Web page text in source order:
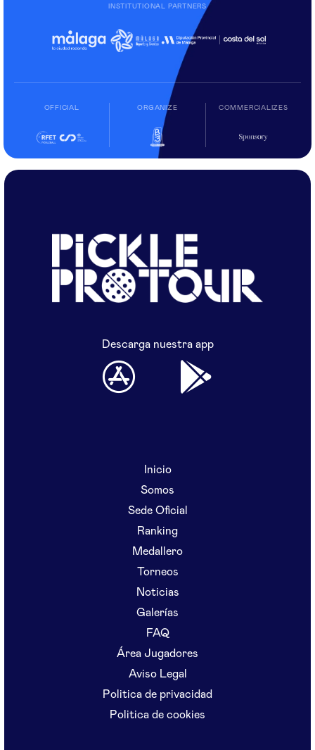
INSTITUTIONAL PARTNERS
OFFICIAL ORGANIZE COMMERCIALIZES
Descarga nuestra app
Inicio
Somos
Sede Oficial
Ranking
Medallero
Torneos
Noticias
Galerías
FAQ
Área Jugadores
Aviso Legal
Politica de privacidad
Politica de cookies